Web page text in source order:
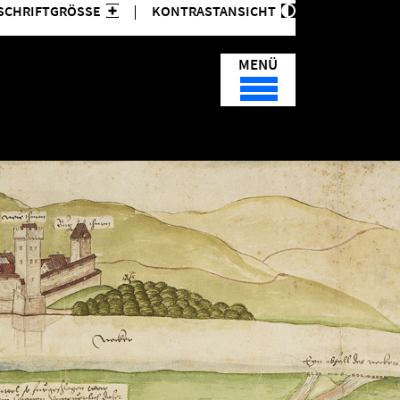
KONTRASTANSICHT
MENÜ